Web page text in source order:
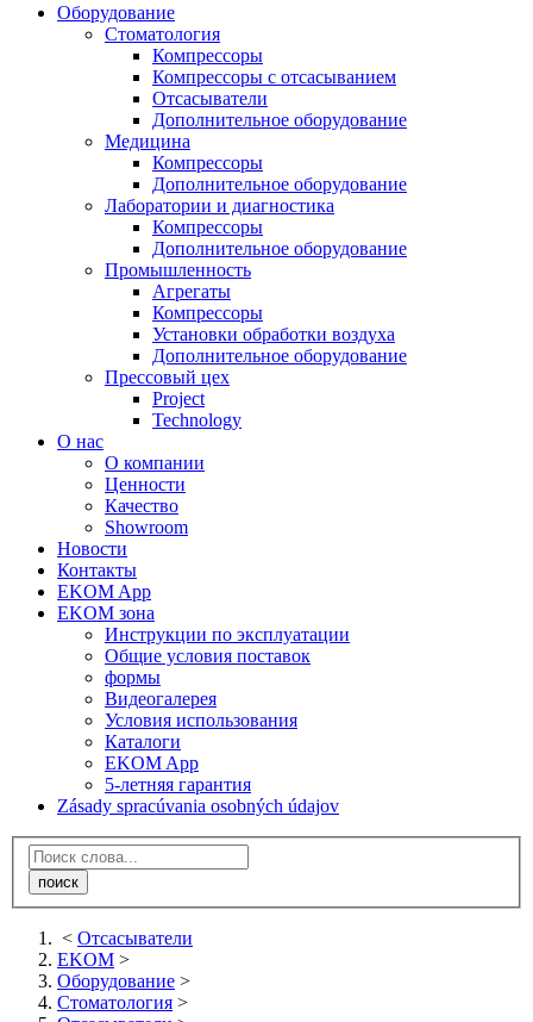
Оборудование
Стоматология
Компрессоры
Компрессоры с отсасыванием
Отсасыватели
Дополнительное оборудование
Медицина
Компрессоры
Дополнительное оборудование
Лаборатории и диагностика
Компрессоры
Дополнительное оборудование
Промышленность
Агрегаты
Компрессоры
Установки обработки воздуха
Дополнительное оборудование
Прессовый цех
Project
Technology
О нас
О компании
Ценности
Качество
Showroom
Новости
Контакты
EKOM App
EKOM зона
Инструкции по эксплуатации
Общие условия поставок
формы
Видеогалерея
Условия использования
Каталоги
EKOM App
5-летняя гарантия
Zásady spracúvania osobných údajov
< Отсасыватели
EKOM >
Оборудование >
Стоматология >